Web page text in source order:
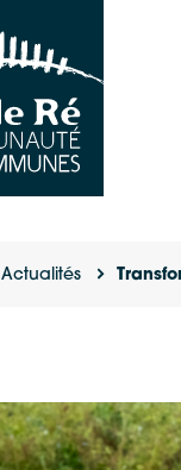
Actualités